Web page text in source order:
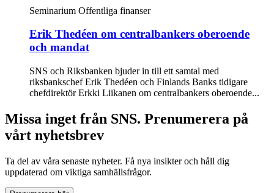
Seminarium Offentliga finanser
Erik Thedéen om centralbankers oberoende
och mandat
SNS och Riksbanken bjuder in till ett samtal med
riksbankschef Erik Thedéen och Finlands Banks tidigare
chefdirektör Erkki Liikanen om centralbankers oberoende...
Missa inget från SNS. Prenumerera på
vårt nyhetsbrev
Ta del av våra senaste nyheter. Få nya insikter och håll dig
uppdaterad om viktiga samhällsfrågor.